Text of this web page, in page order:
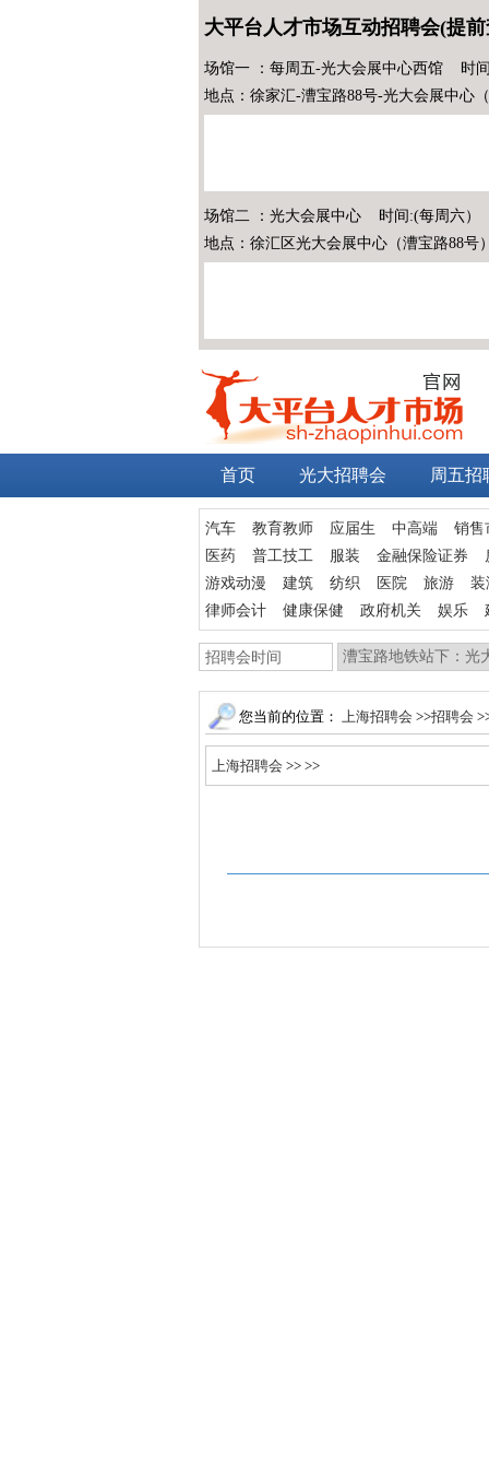
大平台人才市场互动招聘会(提
场馆一 ：每周五-光大会展中心西馆 时间
地点：徐家汇-漕宝路88号-光大会展中心
场馆二 ：光大会展中心 时间:(每周六）
地点：徐汇区光大会展中心（漕宝路88号）
首页 光大招聘会 周五招
汽车 教育教师 应届生 中高端 销售
医药
普工技工 服装 金融保险证券
游戏动漫
建筑 纺织 医院 旅游 装
律师会计
健康保健 政府机关 娱乐
您当前的位置： 上海招聘会 >>招聘会
上海招聘会 >> >>